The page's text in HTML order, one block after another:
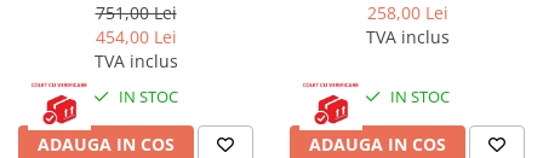
Seturi baterii
Baterii bideu si dus igienic
Cazi baie
Masti, sifoane si suporturi cazi
baie
751,00 Lei
454,00 Lei
TVA inclus
IN STOC
ADAUGA IN COS
258,00 Lei
TVA inclus
IN STOC
ADAUGA IN COS